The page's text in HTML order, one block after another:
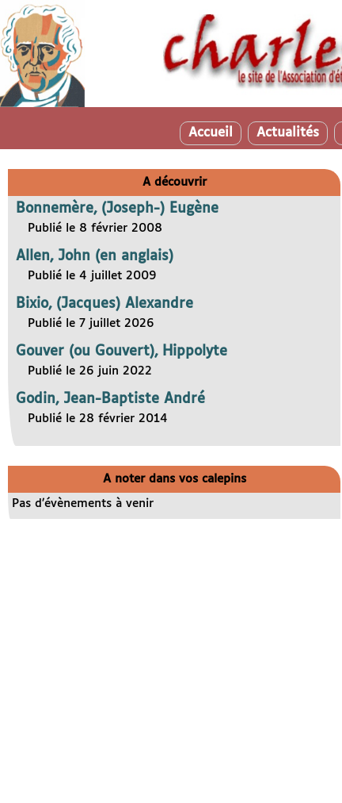
Accueil Actualités
A découvrir
Bonnemère, (Joseph-) Eugène
Publié le 8 février 2008
Allen, John (en anglais)
Publié le 4 juillet 2009
Bixio, (Jacques) Alexandre
Publié le 7 juillet 2026
Gouver (ou Gouvert), Hippolyte
Publié le 26 juin 2022
Godin, Jean-Baptiste André
Publié le 28 février 2014
A noter dans vos calepins
Pas d’évènements à venir